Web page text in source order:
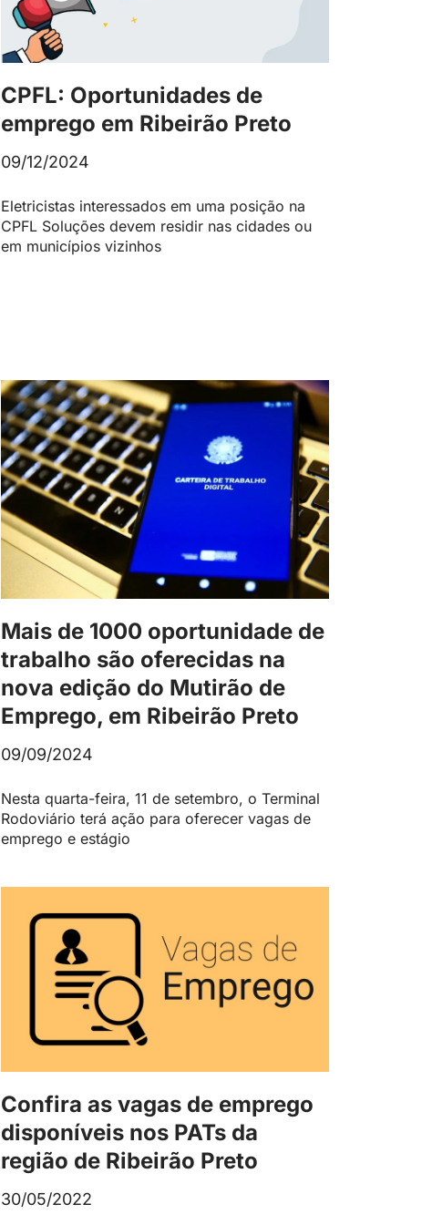
CPFL: Oportunidades de
emprego em Ribeirão Preto
09/12/2024
Eletricistas interessados em uma posição na
CPFL Soluções devem residir nas cidades ou
em municípios vizinhos
Mais de 1000 oportunidade de
trabalho são oferecidas na
nova edição do Mutirão de
Emprego, em Ribeirão Preto
09/09/2024
Nesta quarta-feira, 11 de setembro, o Terminal
Rodoviário terá ação para oferecer vagas de
emprego e estágio
Confira as vagas de emprego
disponíveis nos PATs da
região de Ribeirão Preto
30/05/2022